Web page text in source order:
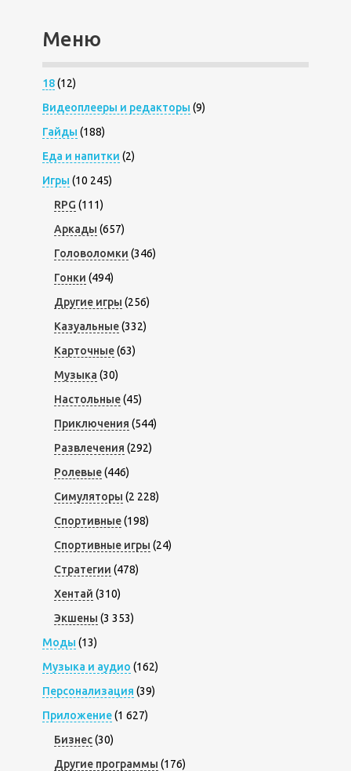
Меню
18(12)
Видеоплееры и редакторы (9)
Гайды (188)
Еда и напитки (2)
Игры (10 245)
RPG (111)
Аркады (657)
Головоломки (346)
Гонки (494)
Другие игры (256)
Казуальные(332)
Карточные(63)
Музыка (30)
Настольные(45)
Приключения (544)
Развлечения (292)
Ролевые(446)
Симуляторы (2 228)
Спортивные(198)
Спортивные игры (24)
Стратегии (478)
Хентай (310)
Экшены (3 353)
Моды (13)
Музыка и аудио (162)
Персонализация (39)
Приложение(1 627)
Бизнес(30)
Другие программы (176)